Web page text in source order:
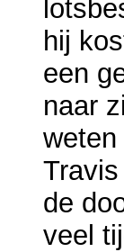
hij
een
naar
de
veel